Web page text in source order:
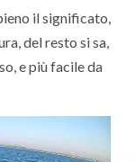
il significato,
del resto si sa,
e più facile da